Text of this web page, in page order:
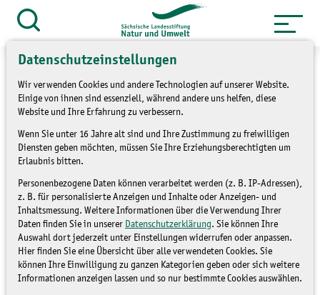
Datenschutzeinstellungen
Wir verwenden Cookies und andere Technologien auf unserer Website.
Einige von ihnen sind essenziell, während andere uns helfen, diese
Website und Ihre Erfahrung zu verbessern.
Wenn Sie unter 16 Jahre alt sind und Ihre Zustimmung zu freiwilligen
Diensten geben möchten, müssen Sie Ihre Erziehungsberechtigten um
Erlaubnis bitten.
Personenbezogene Daten können verarbeitet werden (z. B. IP-Adressen),
z. B. für personalisierte Anzeigen und Inhalte oder Anzeigen- und
Inhaltsmessung. Weitere Informationen über die Verwendung Ihrer
Daten finden Sie in unserer Datenschutzerklärung. Sie können Ihre
Auswahl dort jederzeit unter Einstellungen widerrufen oder anpassen.
Hier finden Sie eine Übersicht über alle verwendeten Cookies. Sie
können Ihre Einwilligung zu ganzen Kategorien geben oder sich weitere
Informationen anzeigen lassen und so nur bestimmte Cookies auswählen.
Zum
Inhalt
springen
Suche
Service » Presse und Medien
» Pressemitteilungen
Pilotregion Dübener Heide
PRESSEMITTEILUNGEN